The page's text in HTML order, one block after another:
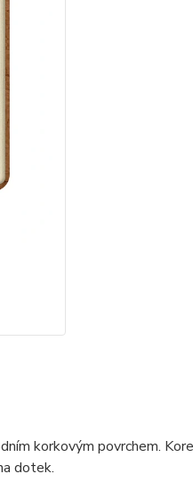
korkovým povrchem.
dotek.